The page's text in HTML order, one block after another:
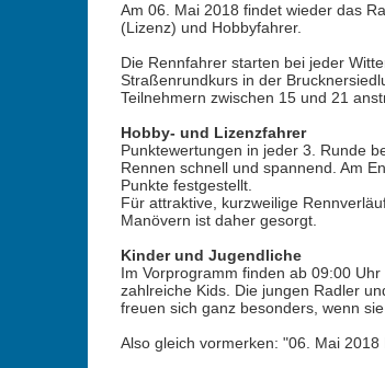
Am 06. Mai 2018 findet wieder das
(Lizenz) und Hobbyfahrer.
Die Rennfahrer starten bei jeder
Straßenrundkurs in der
Teilnehmern zwischen 15 und 21
Hobby- und Lizenzfahrer
Punktewertungen in jeder 3. Runde
Rennen schnell und spannend. Am
Punkte festgestellt.
Für attraktive, kurzweilige
Manövern ist daher gesorgt.
Kinder und Jugendliche
Im Vorprogramm finden ab 09:00
zahlreiche Kids. Die jungen Radler
freuen sich ganz besonders, wenn
Also gleich vormerken: "06. Mai